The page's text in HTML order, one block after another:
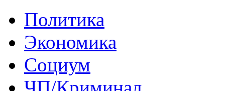
Политика
Экономика
Социум